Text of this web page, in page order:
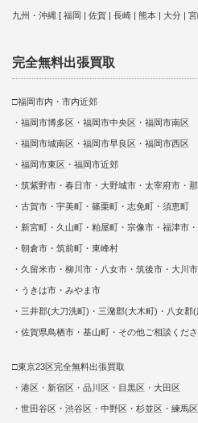
九州・沖縄 [ 福岡 | 佐賀 | 長崎 | 熊本 | 大分 |
完全無料出張買取
□福岡市内・市内近郊
・福岡市博多区・福岡市中央区・福岡市南区
・福岡市城南区・福岡市早良区・福岡市西区
・福岡市東区・福岡市近郊
・筑紫野市・春日市・大野城市・太宰府市・那
・古賀市・宇美町・篠栗町・志免町・須恵町
・新宮町・久山町・粕屋町・宗像市・福津市
・朝倉市・筑前町・東峰村
・久留米市・柳川市・八女市・筑後市・大川
・うきは市・みやま市
・三井郡(大刀洗町)・三潴郡(大木町)・八女郡
・佐賀県鳥栖市・基山町・その他ご相談くださ
□東京23区完全無料出張買取
・港区・新宿区・品川区・目黒区・大田区
・世田谷区・渋谷区・中野区・杉並区・練馬区